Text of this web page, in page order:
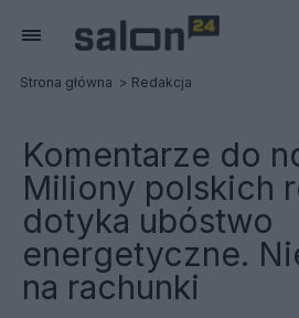
Strona główna Redakcja
Komentarze do
Miliony polskich
dotyka ubóstwo
energetyczne.
na rachunki